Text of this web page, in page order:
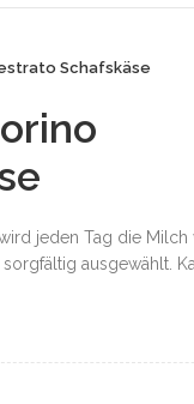
Schafskäse
jeden Tag die Milch
ausgewählt.